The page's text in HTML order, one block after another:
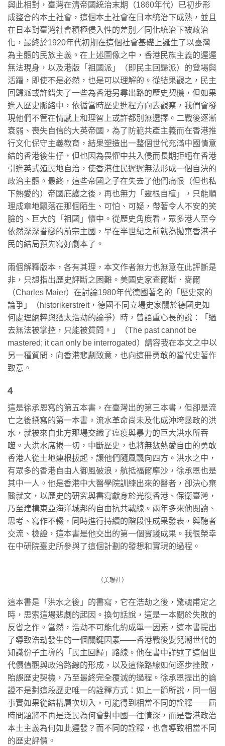
與此相對，臺灣在清帝國統治末期（1860年代）已初步形
成整合的本土社會，這個本土社會在日本統治下成熟，並且
在日本對臺灣社會積極侵入性的差別／同化統治下被政治
化，最終於1920年代初期在這個社會基礎上誕生了以臺灣
為主體的民族主義。在上述圖像之中，香港民族主義的遲遲
無法現身，以及港版「祖國派」（即民主回歸派）的登場與
活躍，即使不是必然，也是可以理解的。從結果觀之，民主
回歸派或許錯失了一些為香港另尋出路的歷史契機，但如果
進入歷史脈絡中，依循當時歷史進程方向去觀察，我們會發
現他們不管在情感上和理智上或許都別無選擇。二戰後逐漸
衰弱、喪失自信的大英帝國，為了防範共產主義而在香港推
行文化保守主義教育，結果塑造出一整個世代充滿中國情意
結的香港後生仔，但也因為畏懼中共入侵而長期拒絕在香港
引進英式殖民地自治，使香港住民遲遲無法形成一個自決的
政治主體。最終，這些帝國之子在失去了他們痛恨（但也私
下熱愛的）帝國庇護之後，再也無力「靈根自植」，只能順
理成章地飄落在那個陌生、可怕、可疑，帶著令人不安的笑
臉的、巨大的「祖國」懷中。從歷史角度看，眾多港人至今
依然深深眷戀的前宗主國，早在半世紀之前就為拋棄香港子
民的結局預先寫好劇本了。
兩個解釋版本，各有其理，本文作者無力也無意在此評斷是
非，只想指出歷史評斷之困難。美國史家查爾斯．麥爾
（Charles Maier）在討論1980年代德國著名的「歷史家的
論爭」（historikerstreit，德國不同立場史家關於德國史如
何處理納粹與猶太浩劫的論爭）時，曾語重心長的說：「過
去無法被掌控，只能被質問。」（The past cannot be
mastered; it can only be interrogated）請容我在本文之中以
另一種質問，向香港悲劇致意，也向這冊勇敢的當代史著作
致意。
4
這是徐承恩寫的第五本書，在臺灣出的第三本書，但卻是流
亡之後撰寫的第一本書。流水革命尚未及化成沖垮暴政的洪
水，就被來自北方那場交織了瘟疫與暴力的巨大洪水所吞
噬。大洪水席捲一切，中斷歷史，也將無數熱愛自由的勇敢
香港人從土地連根拔起，讓他們隨風飄向四方。洪水之中，
有眾多的香港自由人御風破浪，航抵福爾摩沙，徐承恩也是
其中一人。他是香港中大醫學院訓練出來的醫者，卻決心棄
醫就文，以歷史的研究與書寫獻身於光復香港、保衛臺灣，
乃至建構東亞海洋城邦的自由抗共戰線。兩年多來他閱讀、
思考、寫作不輟，同時進行持續的階段性成果發表，與聽者
交流、檢證，這本書是他交出的第一個實踐成果。我很榮幸
在中研院臺史所參與了這個計劃的發想和實現的過程。
（美聯社）
這本書是「洪水之後」的書寫，它在浩劫之後，驚魂甫定之
時，思索這場悲劇的起因。換句話說，這是一本關於失敗的
反省之作。當然，浩劫不可能化約成單一因素，這本書提出
了導致浩劫發生的一個關鍵因素——香港戰後嬰兒潮世代的
知識份子主導的「民主回歸」路線。他在書中詳述了這個世
代價值觀與政治路線的形成，以及這條路線如何逐步挫敗，
貽誤歷史契機，乃至最終完全覆滅的過程。徐承恩提出的論
證不是對這段歷史唯一的詮釋方式：如上一節所說，同一個
事實如果從結構層次切入，可能得到相當不同的詮釋⸺屆
時問題將不再是泛民為何會對中國一往情深，而是香港政治
本土主義為何如此遲發？而不同的詮釋，也會導致相當不同
的歷史評價。